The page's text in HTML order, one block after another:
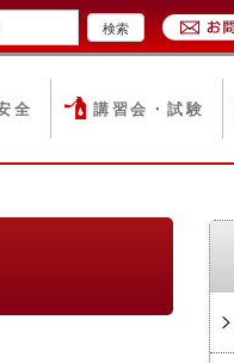
検索
全 講習会・試験